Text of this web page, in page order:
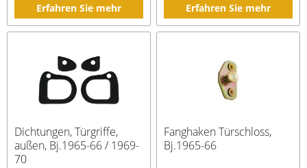
Erfahren Sie mehr Erfahren Sie mehr
Dichtungen, Türgriffe,
außen, Bj.1965-66 / 1969-
70
Fanghaken Türschloss,
Bj.1965-66